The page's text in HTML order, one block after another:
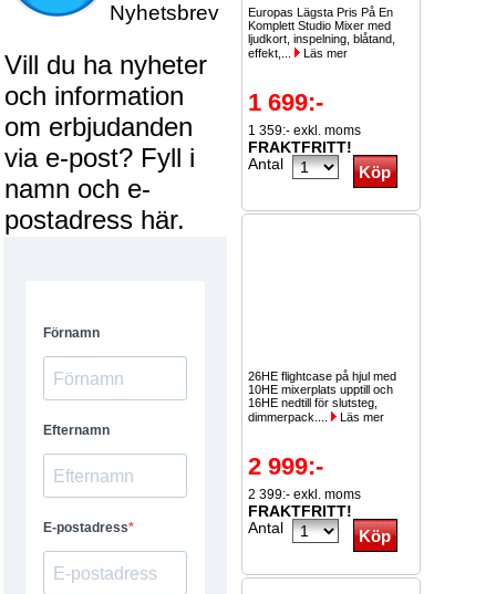
Nyhetsbrev
Vill du ha nyheter
och information
om erbjudanden
via e-post? Fyll i
namn och e-
postadress här.
Europas Lägsta Pris På En
Komplett Studio Mixer med
ljudkort, inspelning, blåtand,
effekt,...
Läs mer
1 699:-
1 359:- exkl. moms
FRAKTFRITT!
Antal
26HE flightcase på hjul med
10HE mixerplats upptill och
16HE nedtill för slutsteg,
dimmerpack....
Läs mer
2 999:-
2 399:- exkl. moms
FRAKTFRITT!
Antal